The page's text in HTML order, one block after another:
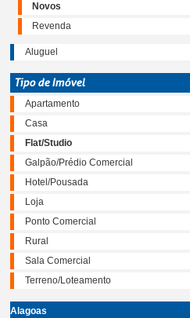
Novos
Revenda
Aluguel
Tipo de Imóvel
Apartamento
Casa
Flat/Studio
Galpão/Prédio Comercial
Hotel/Pousada
Loja
Ponto Comercial
Rural
Sala Comercial
Terreno/Loteamento
Alagoas